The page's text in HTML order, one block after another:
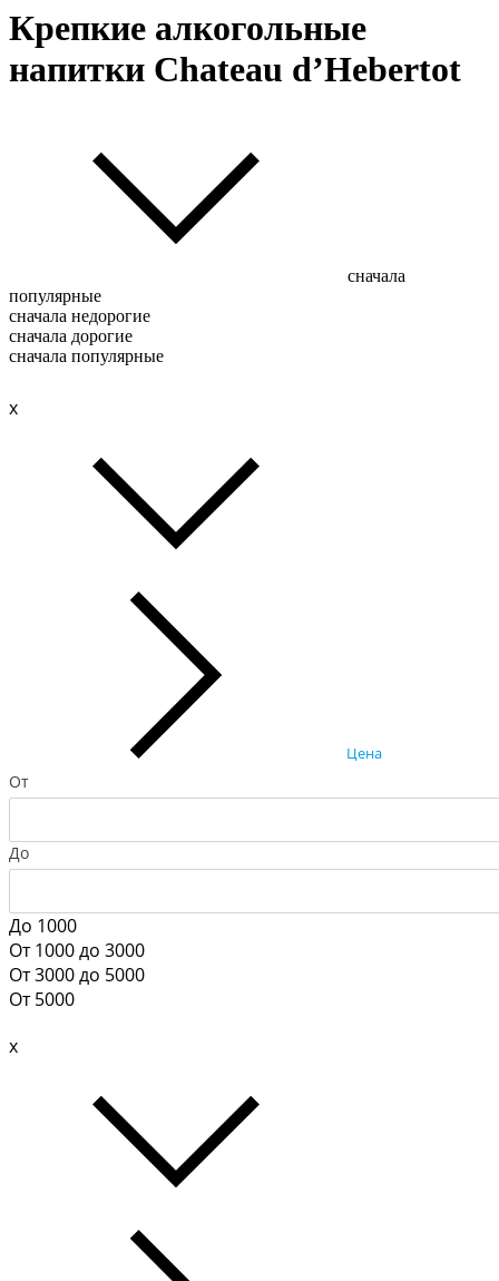
Крепкие алкогольные
напитки Chateau d’Hebertot
сначала
популярные
сначала недорогие
сначала дорогие
сначала популярные
x
Цена
От
До
До 1000
От 1000 до 3000
От 3000 до 5000
От 5000
x